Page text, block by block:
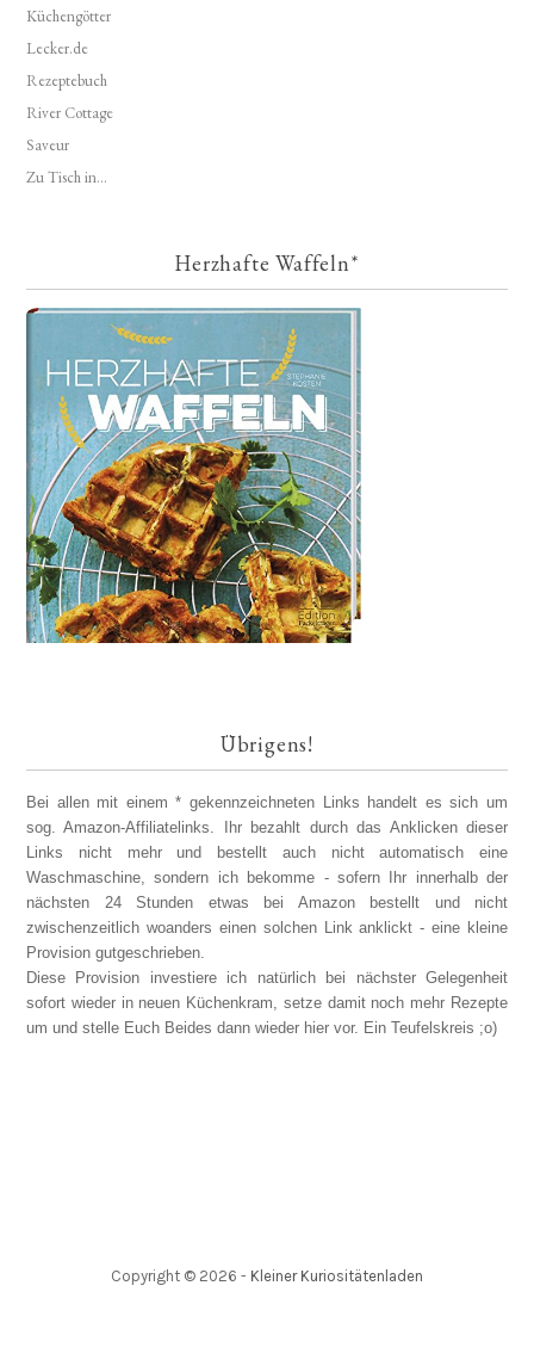
Küchengötter
Lecker.de
Rezeptebuch
River Cottage
Saveur
Zu Tisch in...
Herzhafte Waffeln*
Übrigens!
Bei allen mit einem * gekennzeichneten Links handelt es sich um
sog. Amazon-Affiliatelinks. Ihr bezahlt durch das Anklicken dieser
Links nicht mehr und bestellt auch nicht automatisch eine
Waschmaschine, sondern ich bekomme - sofern Ihr innerhalb der
nächsten 24 Stunden etwas bei Amazon bestellt und nicht
zwischenzeitlich woanders einen solchen Link anklickt - eine kleine
Provision gutgeschrieben.
Diese Provision investiere ich natürlich bei nächster Gelegenheit
sofort wieder in neuen Küchenkram, setze damit noch mehr Rezepte
um und stelle Euch Beides dann wieder hier vor. Ein Teufelskreis ;o)
Copyright © 2026 - Kleiner Kuriositätenladen